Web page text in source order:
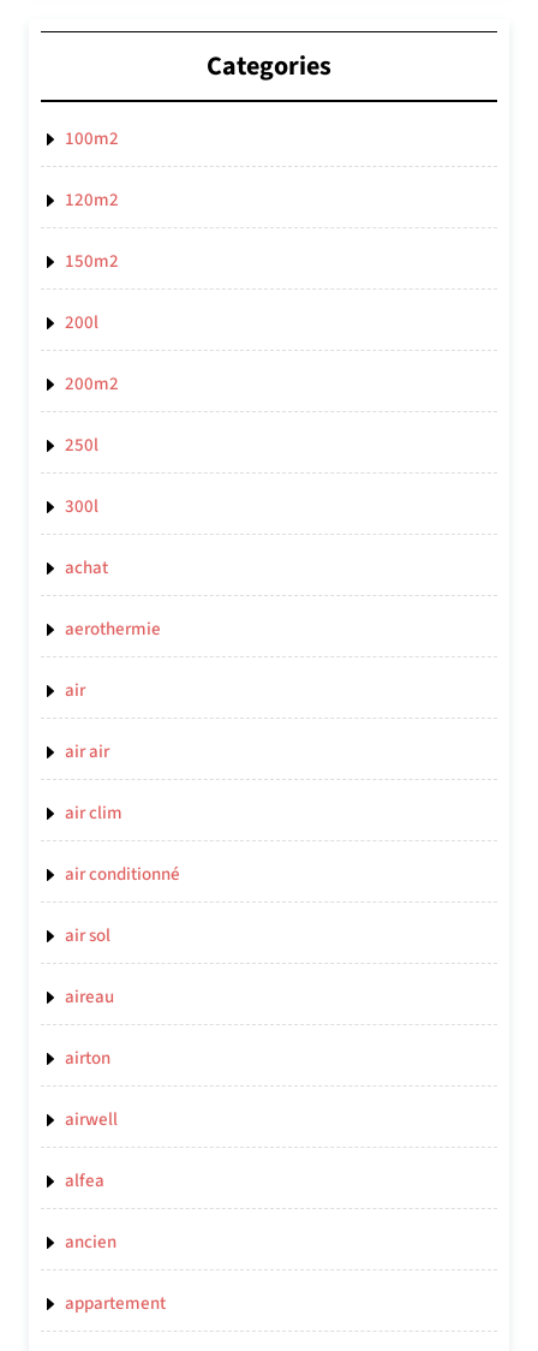
Categories
100m2
120m2
150m2
200l
200m2
250l
300l
achat
aerothermie
air
air air
air clim
air conditionné
air sol
aireau
airton
airwell
alfea
ancien
appartement